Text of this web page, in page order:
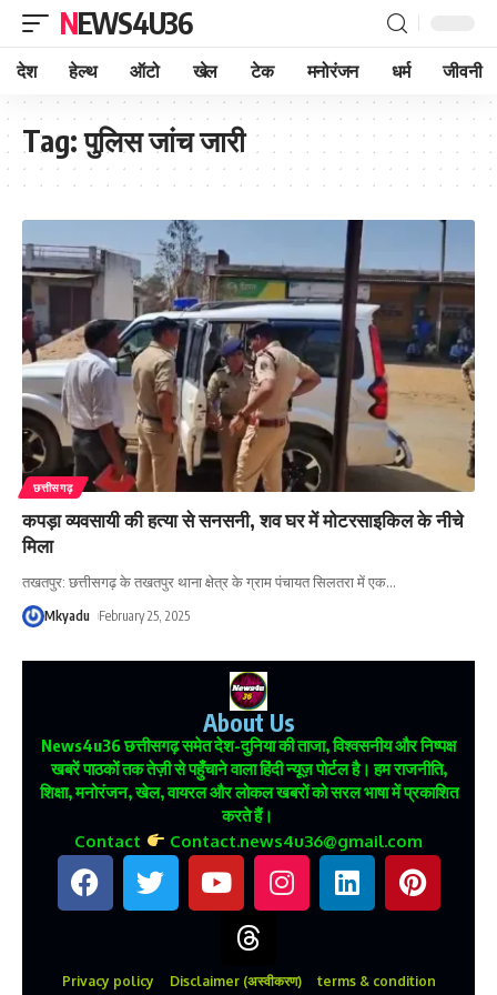
NEWS4U36
देश हेल्थ ऑटो खेल टेक मनोरंजन धर्म जीवनी
Tag:पुलिस जांच जारी
छत्तीसगढ़
कपड़ा व्यवसायी की हत्या से सनसनी, शव घर में मोटरसाइकिल के नीचे
मिला
तखतपुर: छत्तीसगढ़ के तखतपुर थाना क्षेत्र के ग्राम पंचायत सिलतरा में एक…
Mkyadu February 25, 2025
About Us
News4u36छत्तीसगढ़ समेत देश-दुनिया की ताजा, विश्वसनीय और निष्पक्ष
खबरें पाठकों तक तेज़ी से पहुँचाने वाला हिंदी न्यूज़ पोर्टल है। हम राजनीति,
शिक्षा, मनोरंजन, खेल, वायरल और लोकल खबरों को सरल भाषा में प्रकाशित
करते हैं।
Contact Contact.news4u36@gmail.com
Privacy policy Disclaimer (अस्वीकरण) terms & condition